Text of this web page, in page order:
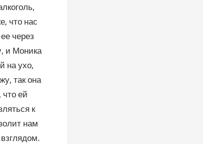
что нас
через
и Моника
на ухо,
так она
ей
к
нам